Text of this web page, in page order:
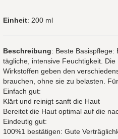
Einheit: 200 ml
Beschreibung: Beste Basispflege:
tägliche, intensive Feuchtigkeit.
Wirkstoffen geben den
brauchen, ohne sie zu belasten.
Einfach gut:
Klärt und reinigt sanft die Haut
Bereitet die Haut optimal auf die
Eindeutig gut:
100%1 bestätigen: Gute